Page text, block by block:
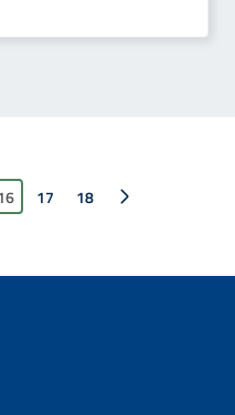
17 18
Pagina successiva